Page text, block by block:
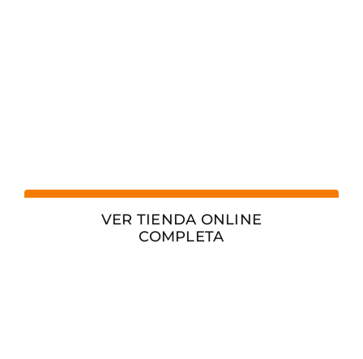
VER TIENDA ONLINE
COMPLETA